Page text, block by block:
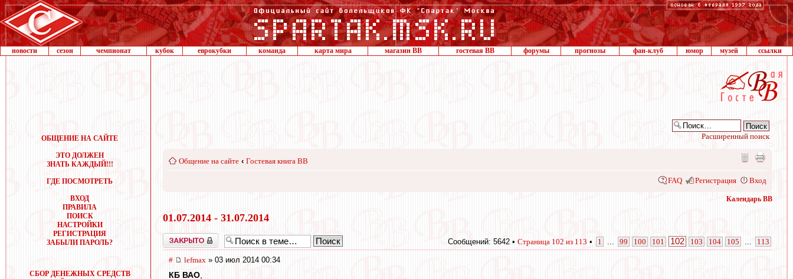
новости сезон чемпионат кубок еврокубки команда карта мира магазин ВВ гостевая ВВ форумы прогнозы фан-клуб юмор музей ссылки
ОБЩЕНИЕ НА САЙТЕ
ЭТО ДОЛЖЕН
ЗНАТЬ КАЖДЫЙ!!!
ГДЕ ПОСМОТРЕТЬ
ВХОД
ПРАВИЛА
ПОИСК
НАСТРОЙКИ
РЕГИСТРАЦИЯ
ЗАБЫЛИ ПАРОЛЬ?
СБОР ДЕНЕЖНЫХ СРЕДСТВ
Расширенный поиск
Общение на сайте ‹ Гостевая книга ВВ
FAQ Регистрация Вход
Календарь ВВ
01.07.2014 - 31.07.2014
Закрыто Сообщений: 5642 • Страница 102 из 113 • 1 99 100 101 102 103 104 105 113
# lefmax » 03 июл 2014 00:34
КБ ВАО,